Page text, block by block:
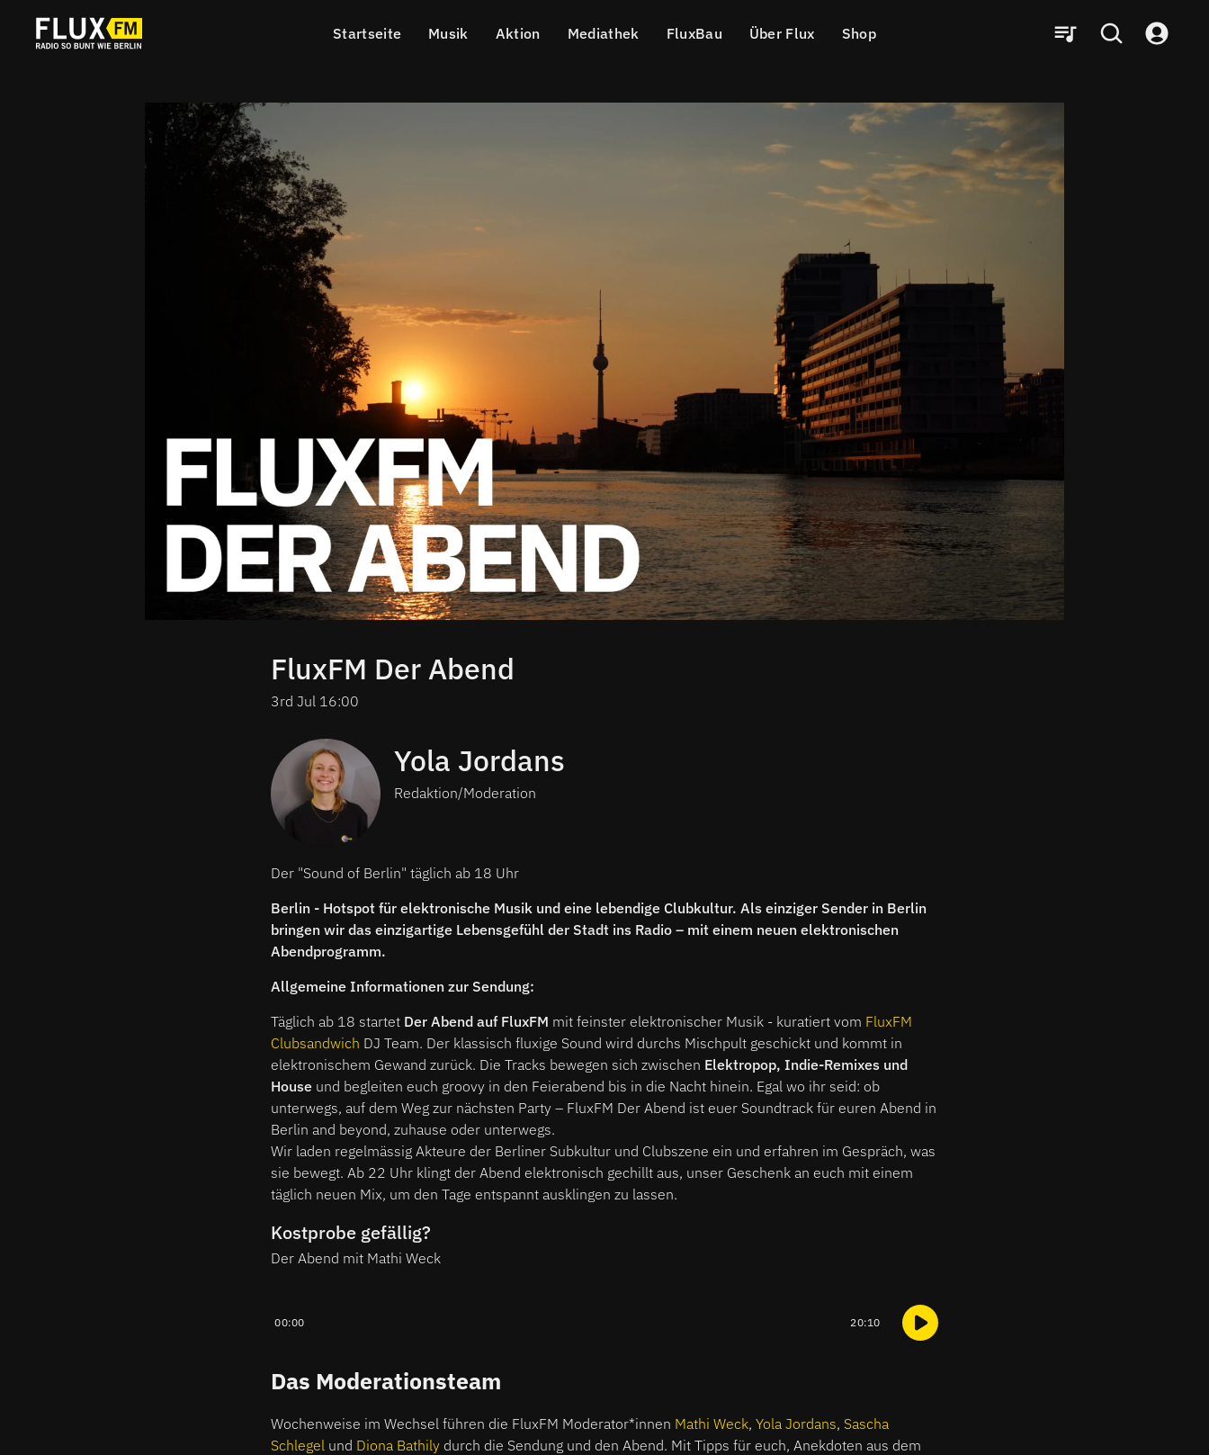
Startseite Musik Aktion Mediathek FluxBau Über Flux Shop
FluxFM Der Abend
3rd Jul 16:00
Yola Jordans
Redaktion/Moderation
Der "Sound of Berlin" täglich ab 18 Uhr
Berlin - Hotspot für elektronische Musik und eine lebendige Clubkultur. Als einziger Sender in Berlin
bringen wir das einzigartige Lebensgefühl der Stadt ins Radio – mit einem neuen elektronischen
Abendprogramm.
Allgemeine Informationen zur Sendung:
Täglich ab 18 startet Der Abend auf FluxFM mit feinster elektronischer Musik - kuratiert vom FluxFM
Clubsandwich DJ Team. Der klassisch fluxige Sound wird durchs Mischpult geschickt und kommt in
elektronischem Gewand zurück. Die Tracks bewegen sich zwischen Elektropop, Indie-Remixes und
House und begleiten euch groovy in den Feierabend bis in die Nacht hinein. Egal wo ihr seid: ob
unterwegs, auf dem Weg zur nächsten Party – FluxFM Der Abend ist euer Soundtrack für euren Abend in
Berlin and beyond, zuhause oder unterwegs.
Wir laden regelmässig Akteure der Berliner Subkultur und Clubszene ein und erfahren im Gespräch, was
sie bewegt. Ab 22 Uhr klingt der Abend elektronisch gechillt aus, unser Geschenk an euch mit einem
täglich neuen Mix, um den Tage entspannt ausklingen zu lassen.
Kostprobe gefällig?
Der Abend mit Mathi Weck
00:00 20:10
Das Moderationsteam
Wochenweise im Wechsel führen die FluxFM Moderator*innen Mathi Weck, Yola Jordans, Sascha
Schlegel und Diona Bathily durch die Sendung und den Abend. Mit Tipps für euch, Anekdoten aus dem